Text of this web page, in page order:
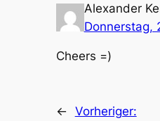
Alexander
Donnerstag,
Cheers =)
← Vorheriger: